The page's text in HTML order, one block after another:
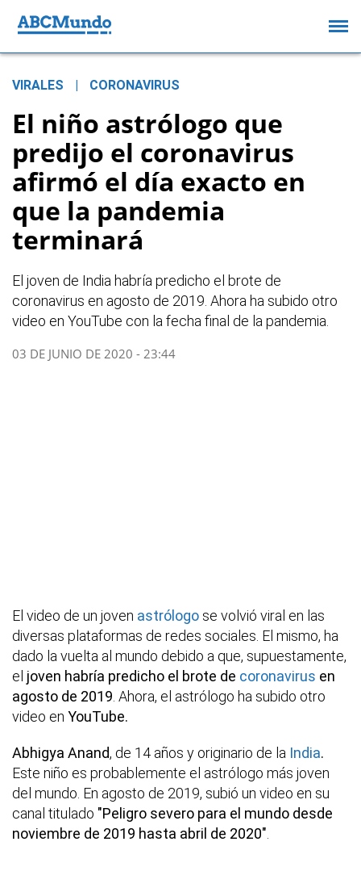
VIRALES CORONAVIRUS
El niño astrólogo que
predijo el coronavirus
afirmó el día exacto en
que la pandemia
terminará
El joven de India habría predicho el brote de
coronavirus en agosto de 2019. Ahora ha subido otro
video en YouTube con la fecha final de la pandemia.
03 DE JUNIO DE 2020 - 23:44
El video de un joven astrólogo se volvió viral en las
diversas plataformas de redes sociales. El mismo, ha
dado la vuelta al mundo debido a que, supuestamente,
el joven habría predicho el brote de coronavirus en
agosto de 2019. Ahora, el astrólogo ha subido otro
video en YouTube.
Abhigya Anand, de 14 años y originario de la India.
Este niño es probablemente el astrólogo más joven
del mundo. En agosto de 2019, subió un video en su
canal titulado "Peligro severo para el mundo desde
noviembre de 2019 hasta abril de 2020".